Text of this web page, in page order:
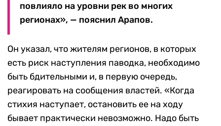
повлияло на уровни рек во многих
регионах», — пояснил Арапов.
Он указал, что жителям регионов, в которых
есть риск наступления паводка, необходимо
быть бдительными и, в первую очередь,
реагировать на сообщения властей. «Когда
стихия наступает, остановить ее на ходу
бывает практически невозможно. Надо быть